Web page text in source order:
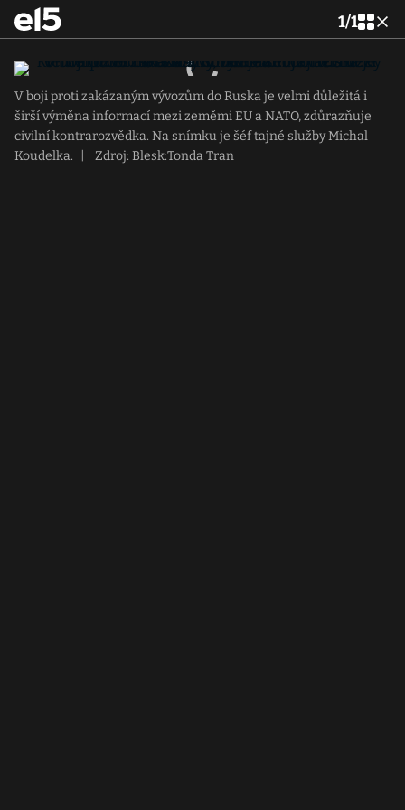
1/1
V boji proti zakázaným vývozům do Ruska je velmi důležitá i
širší výměna informací mezi zeměmi EU a NATO, zdůrazňuje
civilní kontrarozvědka. Na snímku je šéf tajné služby Michal
Koudelka.
Zdroj: Blesk:Tonda Tran